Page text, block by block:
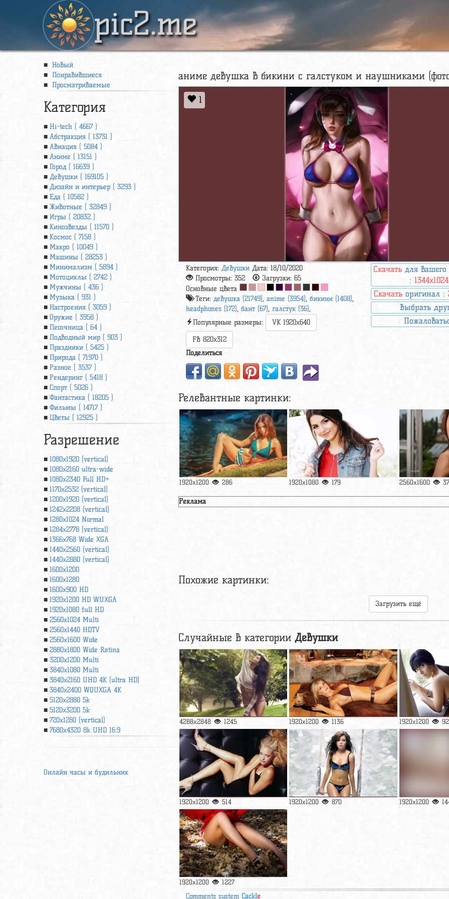
pic2.me
Новый
Понравившиеся
Просматриваемые
Категория
Hi-tech ( 4667 )
Абстракция ( 13731 )
Авиация ( 5084 )
Аниме ( 13151 )
Город ( 16639 )
Девушки ( 169105 )
Дизайн и интерьер ( 3293 )
Еда ( 10582 )
Животные ( 32849 )
Игры ( 20832 )
Кинозвезды ( 11570 )
Космос ( 7158 )
Макро ( 10049 )
Машины ( 28253 )
Минимализм ( 5894 )
Мотоциклы ( 2742 )
Мужчины ( 436 )
Музыка ( 931 )
Настроения ( 3059 )
Оружие ( 3958 )
Песочница ( 64 )
Подводный мир ( 903 )
Праздники ( 5425 )
Природа ( 71970 )
Разное ( 3537 )
Рендеринг ( 5418 )
Спорт ( 5026 )
Фантастика ( 18205 )
Фильмы ( 14717 )
Цветы ( 12925 )
Разрешение
1080x1920 (vertical)
1080x2160 ultra-wide
1080x2340 Full HD+
1170x2532 (vertical)
1200x1920 (vertical)
1242x2208 (vertical)
1280x1024 Normal
1284x2778 (vertical)
1366х768 Wide XGA
1440x2560 (vertical)
1440x2880 (vertical)
1600x1200
1600x1280
1600x900 HD
1920x1200 HD WUXGA
1920х1080 full HD
2560x1024 Multi
2560x1440 HDTV
2560x1600 Wide
2880x1800 Wide Retina
3200x1200 Multi
3840x1080 Multi
3840x2160 UHD 4К (ultra HD)
3840x2400 WQUXGA 4K
5120x2880 5k
5120x3200 5k
720x1280 (vertical)
7680x4320 8k UHD 16:9
Онлайн часы и будильник
аниме девушка в бикини с галстуком и наушниками
1
Категория:Девушки Дата: 18/10/2020
Просмотры:352 Загрузки:65
Основные цвета
Теги:девушка (21749),anime (3954),бикини (1408),
headphones (172),бант (67),галстук (36),
Популярные размеры:
VK 1920x640
FB 820x312
Скачать для
:1344x1024
Скачать оригинал :
Выбрать
Поделиться
Релевантные картинки:
1920x1200 286 1920x1080 179 2560x1600
Реклама
Похожие картинки:
Загрузить ещё
Случайные в категорииДевушки
4288x2848 1245 1920x1200 1136 1920x1200
1920x1200 514 1920x1200 870 1920x1200
1920x1200 1227
Comments systemCackle